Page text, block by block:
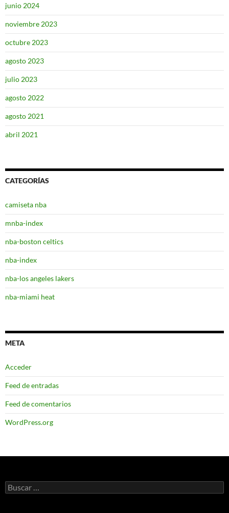
junio 2024
noviembre 2023
octubre 2023
agosto 2023
julio 2023
agosto 2022
agosto 2021
abril 2021
CATEGORÍAS
camiseta nba
mnba-index
nba-boston celtics
nba-index
nba-los angeles lakers
nba-miami heat
META
Acceder
Feed de entradas
Feed de comentarios
WordPress.org
Buscar: